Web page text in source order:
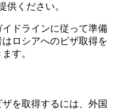
供ください。
ドラインに従って準備
ロシアへのビザ取得を
す。
を取得するには、外国